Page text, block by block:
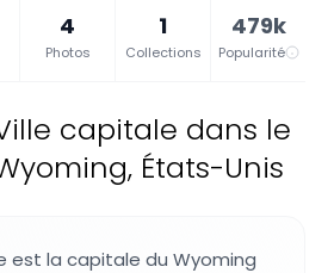
4
Photos
1
Collections
479k
Popularité
capitale dans le
États-Unis
est la capitale du Wyoming